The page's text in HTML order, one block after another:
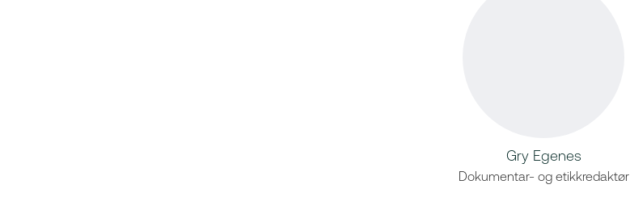
Gry Egenes
Dokumentar- og etikkredaktør